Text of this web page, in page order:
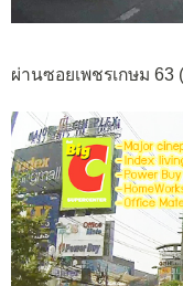
ผ่านซอยเพชรเกษม 63